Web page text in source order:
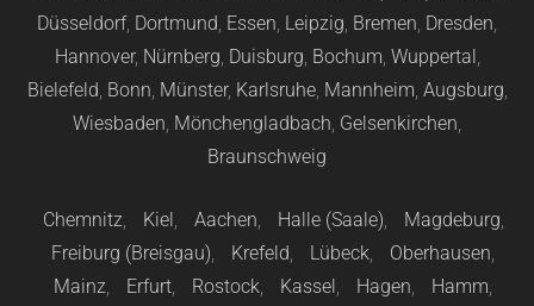
Düsseldorf, Dortmund, Essen, Leipzig, Bremen, Dresden,
Hannover, Nürnberg, Duisburg, Bochum, Wuppertal,
Bielefeld, Bonn, Münster, Karlsruhe, Mannheim, Augsburg,
Wiesbaden, Mönchengladbach, Gelsenkirchen,
Braunschweig
Chemnitz, Kiel, Aachen, Halle (Saale), Magdeburg,
Freiburg (Breisgau), Krefeld, Lübeck, Oberhausen,
Mainz, Erfurt, Rostock, Kassel, Hagen, Hamm,